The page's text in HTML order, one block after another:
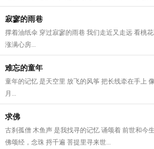
与你在一起 不再问今夕何年 多情的...
寂寥的雨巷
撑着油纸伞 穿过寂寥的雨巷 我们走近又走远 看桃
涨满心房...
难忘的童年
童年的记忆 是天空里 放飞的风筝 把长线牵在手上
月...
求佛
古刹孤僧 木鱼声 是我找寻的记忆 诵颂着 前世和今
佛颂经，念珠 捋千遍 菩提里寻来世...